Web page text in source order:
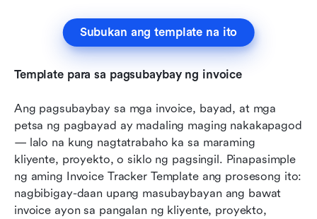
Subukan ang template na ito
Template para sa pagsubaybay ng invoice
Ang pagsubaybay sa mga invoice, bayad, at mga
petsa ng pagbayad ay madaling maging nakakapagod
— lalo na kung nagtatrabaho ka sa maraming
kliyente, proyekto, o siklo ng pagsingil. Pinapasimple
ng aming Invoice Tracker Template ang prosesong ito:
nagbibigay-daan upang masubaybayan ang bawat
invoice ayon sa pangalan ng kliyente, proyekto,